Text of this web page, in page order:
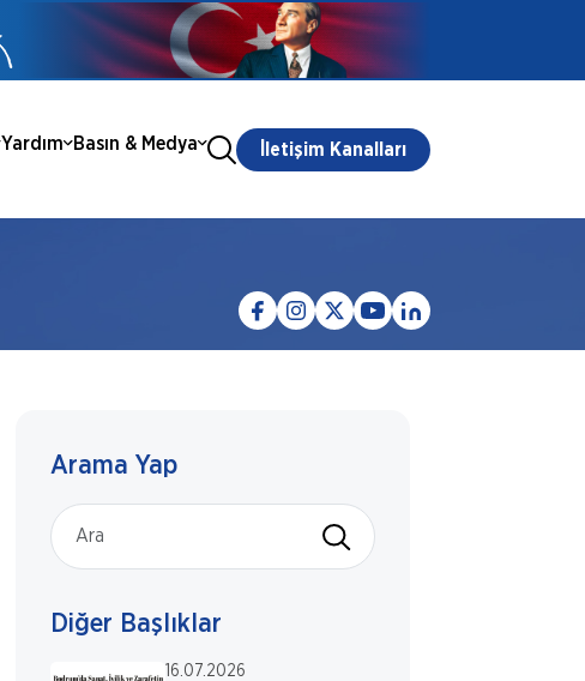
Yardım Basın & Medya İletişim Kanalları
Arama Yap
Diğer Başlıklar
16.07.2026